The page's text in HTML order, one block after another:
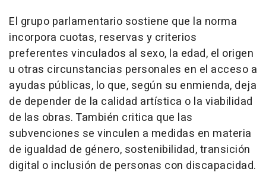
El grupo parlamentario sostiene que la norma
incorpora cuotas, reservas y criterios
preferentes vinculados al sexo, la edad, el origen
u otras circunstancias personales en el acceso a
ayudas públicas, lo que, según su enmienda, deja
de depender de la calidad artística o la viabilidad
de las obras. También critica que las
subvenciones se vinculen a medidas en materia
de igualdad de género, sostenibilidad, transición
digital o inclusión de personas con discapacidad.